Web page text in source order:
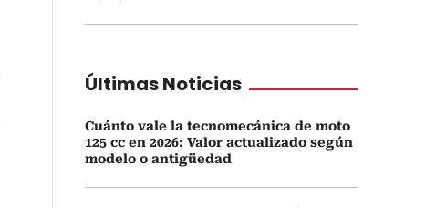
Últimas Noticias
Cuánto vale la tecnomecánica de moto
125 cc en 2026: Valor actualizado según
modelo o antigüedad